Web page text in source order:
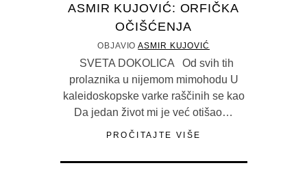
ASMIR KUJOVIĆ: ORFIČKA
OČIŠĆENJA
OBJAVIOASMIR KUJOVIĆ
SVETA DOKOLICA Od svih tih
prolaznika u nijemom mimohodu U
kaleidoskopske varke raščinih se kao
Da jedan život mi je već otišao…
PROČITAJTE VIŠE